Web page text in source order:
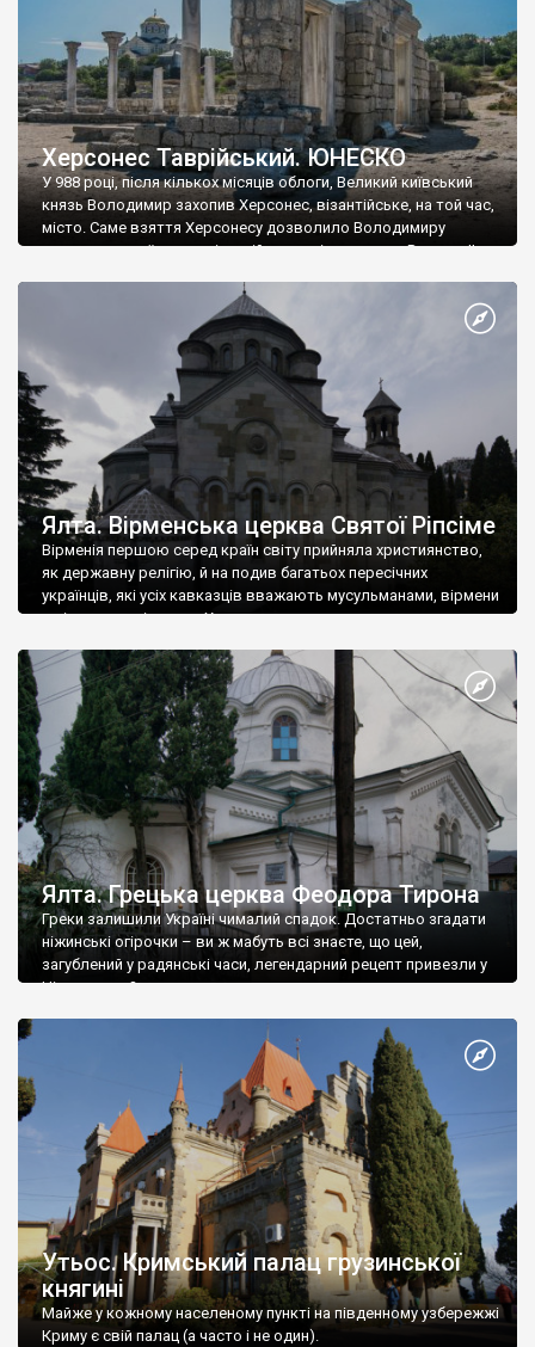
Херсонес Таврійський. ЮНЕСКО
У 988 році, після кількох місяців облоги, Великий київський
князь Володимир захопив Херсонес, візантійське, на той час,
місто. Саме взяття Херсонесу дозволило Володимиру
диктувати свої умови візантійському імператору Василю ІІ, та
Херсонесі Володимир-язичник, став Василем-християнином.
А потім було Хрещення Русі. На честь Херсонесу Таврійського
Ялта. Вірменська церква Святої Ріпсіме
Вірменія першою серед країн світу прийняла християнство,
як державну релігію, й на подив багатьох пересічних
українців, які усіх кавказців вважають мусульманами, вірмени
є відданими вірянами Христа
Ялта. Грецька церква Феодора Тирона
Греки залишили Україні чималий спадок. Достатньо згадати
ніжинські огірочки – ви ж мабуть всі знаєте, що цей,
загублений у радянські часи, легендарний рецепт привезли у
Ніжин греки?
Утьос. Кримський палац грузинської
княгині
Майже у кожному населеному пункті на південному узбережжі
Криму є свій палац (а часто і не один).